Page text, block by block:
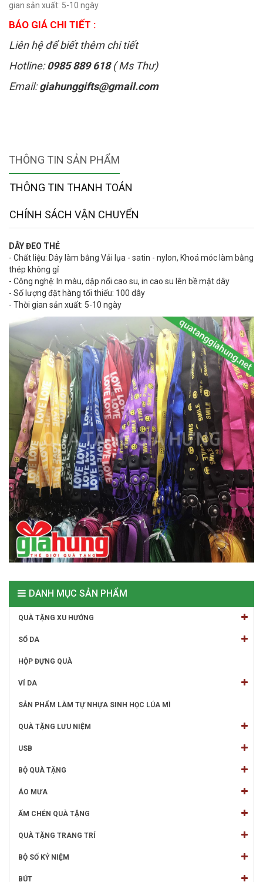
gian sản xuất: 5-10 ngày
BÁO GIÁ CHI TIẾT :
Liên hệ để biết thêm chi tiết
Hotline:0985 889 618( Ms Thư)
Email:giahunggifts@gmail.com
THÔNG TIN SẢN PHẨM
THÔNG TIN THANH TOÁN
CHÍNH SÁCH VẬN CHUYỂN
DÂY ĐEO THẺ
- Chất liệu: Dây làm bằng Vải lụa - satin - nylon, Khoá móc làm bằng
thép không gỉ
- Công nghệ: In màu, dập nổi cao su, in cao su lên bề mặt dây
- Số lượng đặt hàng tối thiểu: 100 dây
- Thời gian sản xuất: 5-10 ngày
DANH MỤC SẢN PHẨM
QUÀ TẶNG XU HƯỚNG
SỔ DA
HỘP ĐỰNG QUÀ
VÍ DA
SẢN PHẨM LÀM TỰ NHỰA SINH HỌC LÚA MÌ
QUÀ TẶNG LƯU NIỆM
USB
BỘ QUÀ TẶNG
ÁO MƯA
ẤM CHÉN QUÀ TẶNG
QUÀ TẶNG TRANG TRÍ
BỘ SỐ KỶ NIỆM
BÚT